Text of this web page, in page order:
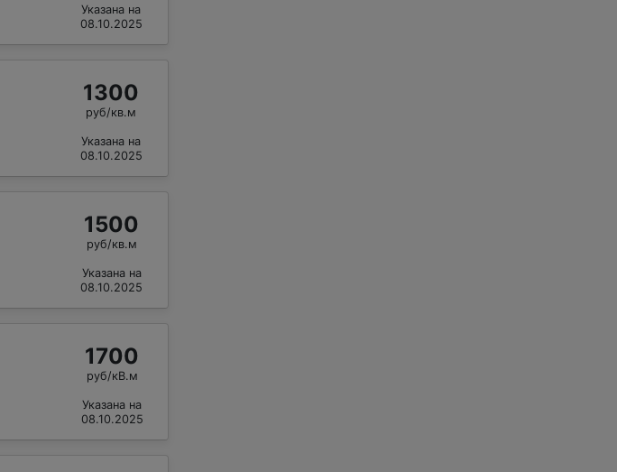
Указана на
08.10.2025
1300
руб/кв.м
Указана на
08.10.2025
1500
руб/кв.м
Указана на
08.10.2025
1700
руб/кВ.м
Указана на
08.10.2025